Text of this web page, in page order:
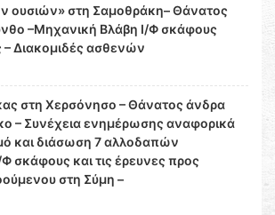
ουσιών» στη Σαμοθράκη– Θάνατος
–Μηχανική Βλάβη Ι/Φ σκάφους
Διακομιδές ασθενών
στη Χερσόνησο – Θάνατος άνδρα
– Συνέχεια ενημέρωσης αναφορικά
και διάσωση 7 αλλοδαπών
σκάφους και τις έρευνες προς
στη Σύμη –